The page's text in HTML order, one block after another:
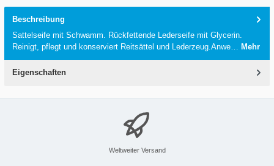
Beschreibung
Sattelseife mit Schwamm. Rückfettende Lederseife mit Glycerin.
Reinigt, pflegt und konserviert Reitsättel und Lederzeug.Anwe…
Mehr
Eigenschaften
Weltweiter Versand